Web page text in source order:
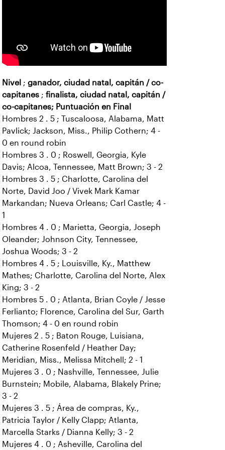
Nivel ; ganador, ciudad natal, capitán / co-
capitanes ; finalista, ciudad natal, capitán /
co-capitanes; Puntuación en Final
Hombres 2 . 5 ; Tuscaloosa, Alabama, Matt
Pavlick; Jackson, Miss., Philip Cothern; 4 -
0 en round robin
Hombres 3 . 0 ; Roswell, Georgia, Kyle
Davis; Alcoa, Tennessee, Matt Brown; 3 - 2
Hombres 3 . 5 ; Charlotte, Carolina del
Norte, David Joo / Vivek Mark Kamar
Markandan; Nueva Orleans; Carl Castle; 4 -
1
Hombres 4 . 0 ; Marietta, Georgia, Joseph
Oleander; Johnson City, Tennessee,
Joshua Woods; 3 - 2
Hombres 4 . 5 ; Louisville, Ky., Matthew
Mathes; Charlotte, Carolina del Norte, Alex
King; 3 - 2
Hombres 5 . 0 ; Atlanta, Brian Coyle / Jesse
Ferlianto; Florence, Carolina del Sur, Garth
Thomson; 4 - 0 en round robin
Mujeres 2 . 5 ; Baton Rouge, Luisiana,
Catherine Rosenfeld / Heather Day;
Meridian, Miss., Melissa Mitchell; 2 - 1
Mujeres 3 . 0 ; Nashville, Tennessee, Julie
Burnstein; Mobile, Alabama, Blakely Prine;
3 - 2
Mujeres 3 . 5 ; Área de compras, Ky.,
Patricia Taylor / Kelly Clapp; Atlanta,
Marcella Starks / Dianna Kelly; 3 - 2
Mujeres 4 . 0 ; Asheville, Carolina del